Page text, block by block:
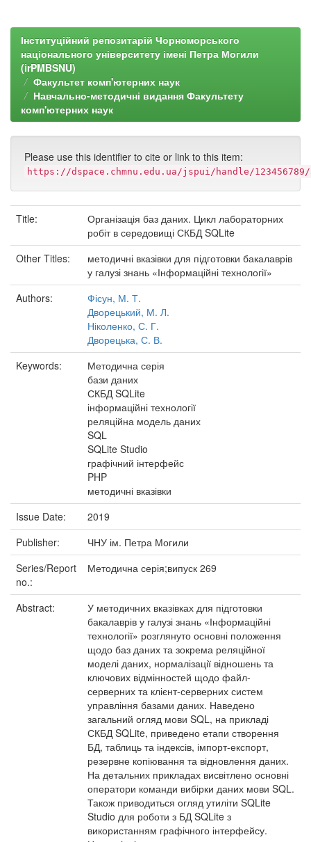
Інституційний репозитарій Чорноморського
національного університету імені Петра Могили
(irPMBSNU)
Факультет комп'ютерних наук
Навчально-методичні видання Факультету
комп'ютерних наук
Please use this identifier to cite or link to this item:
https://dspace.chmnu.edu.ua/jspui/handle/123456789/
Title:
Організація баз даних. Цикл лабораторних
робіт в середовищі СКБД SQLite
Other Titles:
методичні вказівки для підготовки бакалаврів
у галузі знань «Інформаційні технології»
Authors:
Фісун, М. Т.
Дворецький, М. Л.
Ніколенко, С. Г.
Дворецька, С. В.
Keywords:
Методична серія
бази даних
СКБД SQLite
інформаційні технології
реляційна модель даних
SQL
SQLite Studio
графічний інтерфейс
PHP
методичні вказівки
Issue Date:
2019
Publisher:
ЧНУ ім. Петра Могили
Series/Report
no.:
Методична серія;випуск 269
Abstract:
У методичних вказівках для підготовки
бакалаврів у галузі знань «Інформаційні
технології» розглянуто основні положення
щодо баз даних та зокрема реляційної
моделі даних, нормалізації відношень та
ключових відмінностей щодо файл-
серверних та клієнт-серверних систем
управління базами даних. Наведено
загальний огляд мови SQL, на прикладі
СКБД SQLite, приведено етапи створення
БД, таблиць та індексів, імпорт-експорт,
резервне копіювання та відновлення даних.
На детальних прикладах висвітлено основні
оператори команди вибірки даних мови SQL.
Також приводиться огляд утиліти SQLite
Studio для роботи з БД SQLite з
використанням графічного інтерфейсу.